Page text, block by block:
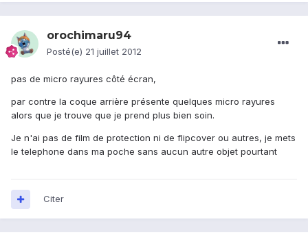
orochimaru94
Posté(e) 21 juillet 2012
pas de micro rayures côté écran,
par contre la coque arrière présente quelques micro rayures
alors que je trouve que je prend plus bien soin.
Je n'ai pas de film de protection ni de flipcover ou autres, je mets
le telephone dans ma poche sans aucun autre objet pourtant
Citer